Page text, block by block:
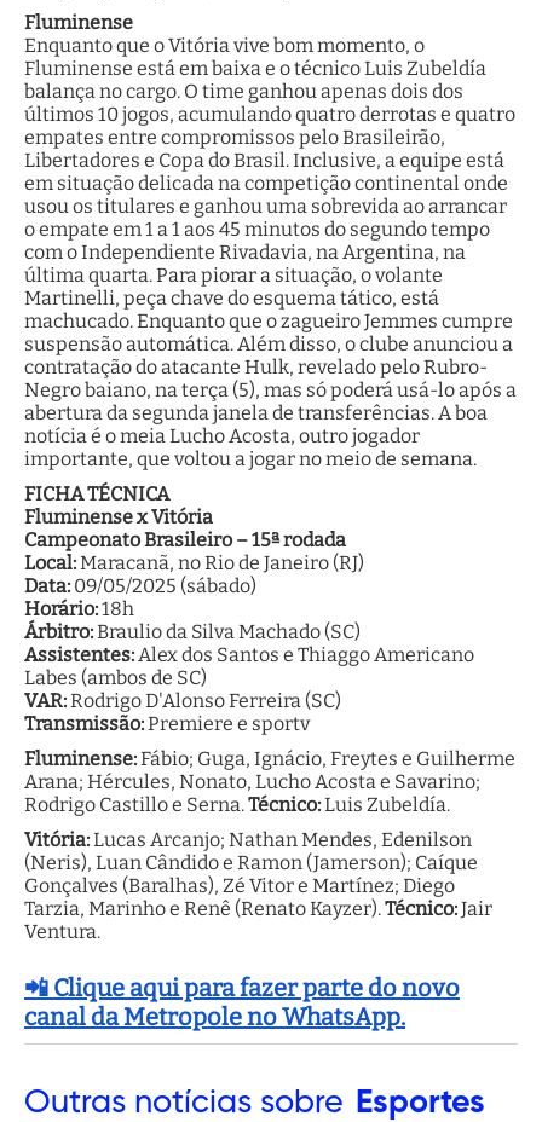
Fluminense
Enquanto que o Vitória vive bom momento, o
Fluminense está em baixa e o técnico Luis Zubeldía
balança no cargo. O time ganhou apenas dois dos
últimos 10 jogos, acumulando quatro derrotas e quatro
empates entre compromissos pelo Brasileirão,
Libertadores e Copa do Brasil. Inclusive, a equipe está
em situação delicada na competição continental onde
usou os titulares e ganhou uma sobrevida ao arrancar
o empate em 1 a 1 aos 45 minutos do segundo tempo
com o Independiente Rivadavia, na Argentina, na
última quarta. Para piorar a situação, o volante
Martinelli, peça chave do esquema tático, está
machucado. Enquanto que o zagueiro Jemmes cumpre
suspensão automática. Além disso, o clube anunciou a
contratação do atacante Hulk, revelado pelo Rubro-
Negro baiano, na terça (5), mas só poderá usá-lo após a
abertura da segunda janela de transferências. A boa
notícia é o meia Lucho Acosta, outro jogador
importante, que voltou a jogar no meio de semana.
FICHA TÉCNICA
Fluminense x Vitória
Campeonato Brasileiro – 15ª rodada
Local:Maracanã, no Rio de Janeiro (RJ)
Data: 09/05/2025 (sábado)
Horário:18h
Árbitro:Braulio da Silva Machado (SC)
Assistentes: Alex dos Santos e Thiaggo Americano
Labes (ambos de SC)
VAR:Rodrigo D'Alonso Ferreira (SC)
Transmissão:Premiere e sportv
Fluminense:Fábio; Guga, Ignácio, Freytes e Guilherme
Arana; Hércules, Nonato, Lucho Acosta e Savarino;
Rodrigo Castillo e Serna.Técnico:Luis Zubeldía.
Vitória:Lucas Arcanjo; Nathan Mendes, Edenilson
(Neris), Luan Cândido e Ramon (Jamerson); Caíque
Gonçalves (Baralhas), Zé Vitor e Martínez; Diego
Tarzia, Marinho e Renê (Renato Kayzer).Técnico:Jair
Ventura.
📲 Clique aqui para fazer parte do novo
canal da Metropole no WhatsApp.
Outras notícias sobre Esportes